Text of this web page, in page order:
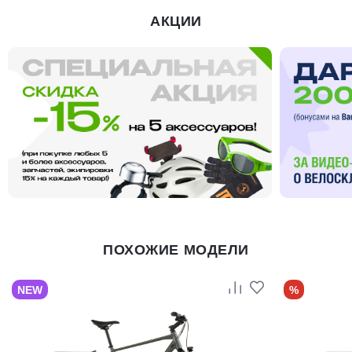
АКЦИИ
ПОХОЖИЕ МОДЕЛИ
NEW %